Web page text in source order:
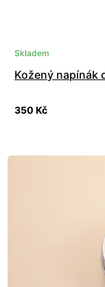
Skladem
Kožený napínák
350 Kč